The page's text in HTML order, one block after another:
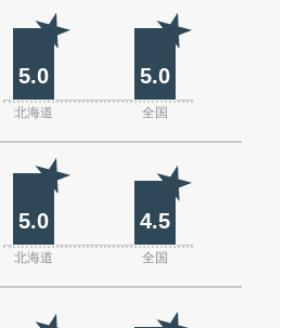
5.0 5.0
北海道 全国
5.0 4.5
北海道 全国